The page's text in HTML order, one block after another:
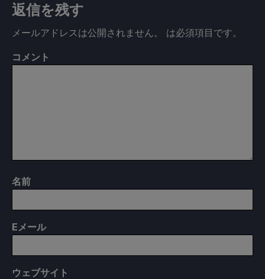
返信を残す
メールアドレスは公開されません。 は必須項目です。
コメント
名前
E メール
ウェブサイト